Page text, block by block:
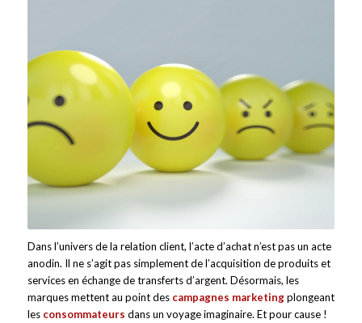
Dans l’univers de la relation client, l’acte d’achat n’est pas un acte
anodin. Il ne s’agit pas simplement de l’acquisition de produits et
services en échange de transferts d’argent. Désormais, les
marques mettent au point des campagnes marketingplongeant
les consommateurs dans un voyage imaginaire. Et pour cause !